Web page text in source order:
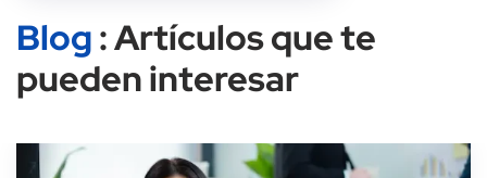
Blog: Artículos que te
pueden interesar